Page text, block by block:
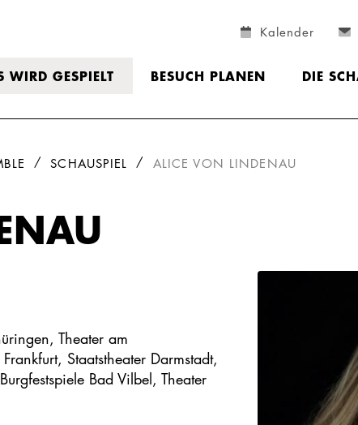
Kalender
WIRD GESPIELT BESUCH PLANEN DIE
SCHAUSPIEL ALICE VON LINDENAU
Theater am
Staatstheater Darmstadt,
Bad Vilbel, Theater